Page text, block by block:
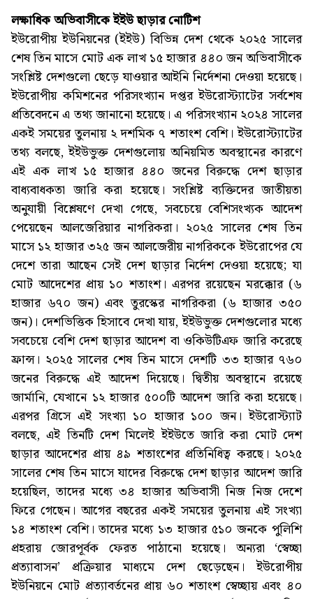
লক্ষাধিক অভিবাসীকে ইইউ ছাড়ার নোটিশ
ইউরোপীয় ইউনিয়নের (ইইউ) বিভিন্ন দেশ থেকে ২০২৫ সালের
শেষ তিন মাসে মোট এক লাখ ১৫ হাজার ৪৪০ জন অভিবাসীকে
সংশ্লিষ্ট দেশগুলো ছেড়ে যাওয়ার আইনি নির্দেশনা দেওয়া হয়েছে।
ইউরোপীয় কমিশনের পরিসংখ্যান দপ্তর ইউরোস্ট্যাটের সর্বশেষ
প্রতিবেদনে এ তথ্য জানানো হয়েছে। এ পরিসংখ্যান ২০২৪ সালের
একই সময়ের তুলনায় ২ দশমিক ৭ শতাংশ বেশি। ইউরোস্ট্যাটের
তথ্য বলছে, ইইউভুক্ত দেশগুলোয় অনিয়মিত অবস্থানের কারণে
এই এক লাখ ১৫ হাজার ৪৪০ জনের বিরুদ্ধে দেশ ছাড়ার
বাধ্যবাধকতা জারি করা হয়েছে। সংশ্লিষ্ট ব্যক্তিদের জাতীয়তা
অনুযায়ী বিশ্লেষণে দেখা গেছে, সবচেয়ে বেশিসংখ্যক আদেশ
পেয়েছেন আলজেরিয়ার নাগরিকরা। ২০২৫ সালের শেষ তিন
মাসে ১২ হাজার ৩২৫ জন আলজেরীয় নাগরিককে ইউরোপের যে
দেশে তারা আছেন সেই দেশ ছাড়ার নির্দেশ দেওয়া হয়েছে; যা
মোট আদেশের প্রায় ১০ শতাংশ। এরপর রয়েছেন মরক্কোর (৬
হাজার ৬৭০ জন) এবং তুরস্কের নাগরিকরা (৬ হাজার ৩৫০
জন)। দেশভিত্তিক হিসাবে দেখা যায়, ইইউভুক্ত দেশগুলোর মধ্যে
সবচেয়ে বেশি দেশ ছাড়ার আদেশ বা ওকিউটিএফ জারি করেছে
ফ্রান্স। ২০২৫ সালের শেষ তিন মাসে দেশটি ৩৩ হাজার ৭৬০
জনের বিরুদ্ধে এই আদেশ দিয়েছে। দ্বিতীয় অবস্থানে রয়েছে
জার্মানি, যেখানে ১২ হাজার ৫০০টি আদেশ জারি করা হয়েছে।
এরপর গ্রিসে এই সংখ্যা ১০ হাজার ১০০ জন। ইউরোস্ট্যাট
বলছে, এই তিনটি দেশ মিলেই ইইউতে জারি করা মোট দেশ
ছাড়ার আদেশের প্রায় ৪৯ শতাংশের প্রতিনিধিত্ব করছে। ২০২৫
সালের শেষ তিন মাসে যাদের বিরুদ্ধে দেশ ছাড়ার আদেশ জারি
হয়েছিল, তাদের মধ্যে ৩৪ হাজার অভিবাসী নিজ নিজ দেশে
ফিরে গেছেন। আগের বছরের একই সময়ের তুলনায় এই সংখ্যা
১৪ শতাংশ বেশি। তাদের মধ্যে ১৩ হাজার ৫১০ জনকে পুলিশি
প্রহরায় জোরপূর্বক ফেরত পাঠানো হয়েছে। অন্যরা ‘স্বেচ্ছা
প্রত্যাবাসন’ প্রক্রিয়ার মাধ্যমে দেশ ছেড়েছেন। ইউরোপীয়
ইউনিয়নে মোট প্রত্যাবর্তনের প্রায় ৬০ শতাংশ স্বেচ্ছায় এবং ৪০